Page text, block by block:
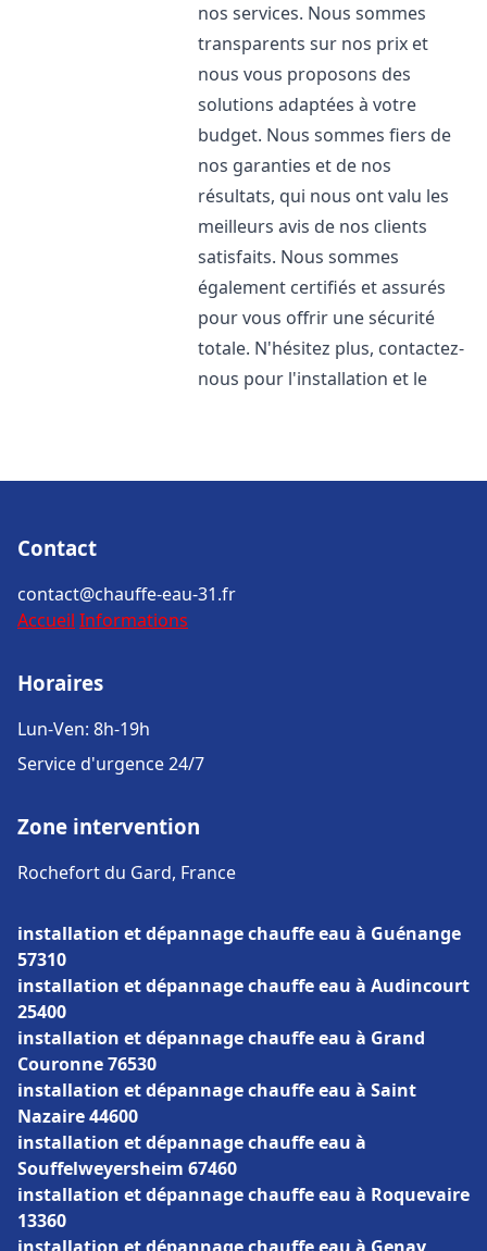
nos services. Nous sommes
transparents sur nos prix et
nous vous proposons des
solutions adaptées à votre
budget. Nous sommes fiers de
nos garanties et de nos
résultats, qui nous ont valu les
meilleurs avis de nos clients
satisfaits. Nous sommes
également certifiés et assurés
pour vous offrir une sécurité
totale. N'hésitez plus, contactez-
nous pour l'installation et le
Contact
contact@chauffe-eau-31.fr
Accueil Informations
Horaires
Lun-Ven: 8h-19h
Service d'urgence 24/7
Zone intervention
Rochefort du Gard, France
installation et dépannage chauffe eau à Guénange
57310
installation et dépannage chauffe eau à Audincourt
25400
installation et dépannage chauffe eau à Grand
Couronne 76530
installation et dépannage chauffe eau à Saint
Nazaire 44600
installation et dépannage chauffe eau à
Souffelweyersheim 67460
installation et dépannage chauffe eau à Roquevaire
13360